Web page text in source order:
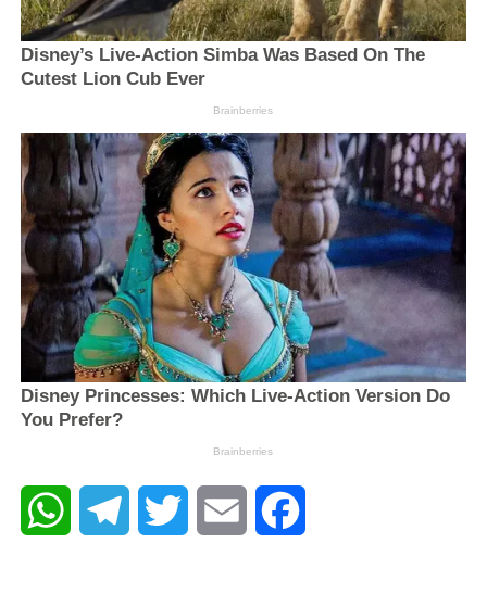
WhatsAppTelegram Twitter Email